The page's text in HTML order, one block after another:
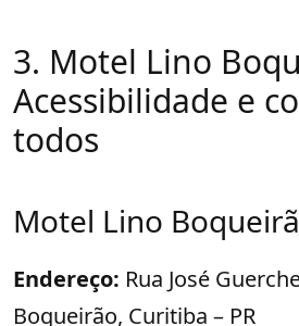
3. Motel Lino
Acessibilidade e
todos
Motel Lino
Endereço: Rua José
Boqueirão, Curitiba – PR